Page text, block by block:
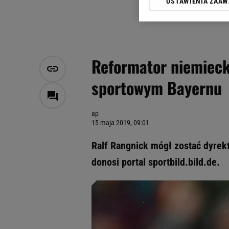
Reformator
sportowym Bayernu
ap
15 maja 2019, 09:01
Ralf Rangnick mógł zostać
donosi portal sportbild.bild.de.
Klikając „Akceptuję”
Zaufanych Partnerów i
My, nasi Zaufani
Użycie dokładnych
Przechowywanie